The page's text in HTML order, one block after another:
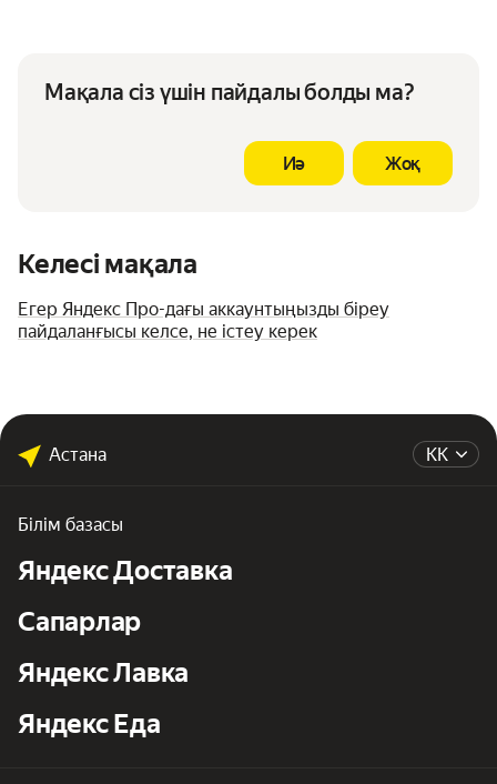
Мақала сіз үшін пайдалы болды ма?
Иә Жоқ
Келесі мақала
Егер Яндекс Про-дағы аккаунтыңызды біреу
пайдаланғысы келсе, не істеу керек
KK
Астана
Білім базасы
Яндекс Доставка
Сапарлар
Яндекс Лавка
Яндекс Еда